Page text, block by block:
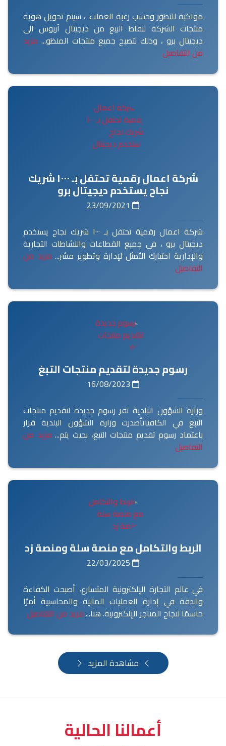
مواكبة للتطور وحسب رغبة العملاء ، سيتم تحويل هوية
منتجات الشركة لنقاط البيع من ديجيتال آربوس الى
ديجيتال برو ، وذلك لتصبح جميع منتجات المنظو... مزيد
من التفاصيل
شركة اعمال رقمية تحتفل بـ ١٠٠٠ شريك
نجاح يستخدم ديجيتال برو
شركة اعمال رقمية تحتفل بـ ١٠٠٠ شريك نجاح يستخدم
ديجيتال برو ، في جميع القطاعات والنشاطات التجارية
والإدارية اختيارك الأمثل لإدارة وتطوير مشر... مزيد من
التفاصيل
رسوم جديدة لتقديم منتجات التبغ
وزارة الشؤون البلدية تقر رسوم جديدة لتقديم منتجات
التبغ في الكافياتأصدرت وزارة الشؤون البلدية قرار
باعتماد رسوم تقديم منتجات التبغ، بحيث يتم... مزيد من
التفاصيل
الربط والتكامل مع منصة سلة ومنصة زد
في عالم التجارة الإلكترونية المتسارع، أصبحت الكفاءة
والدقة في إدارة العمليات المالية والمحاسبية أمرًا
حاسمًا لنجاح المتاجر الإلكترونية. هنا...مزيد من التفاصيل
مشاهدة المزيد
أعمالنا الحالية